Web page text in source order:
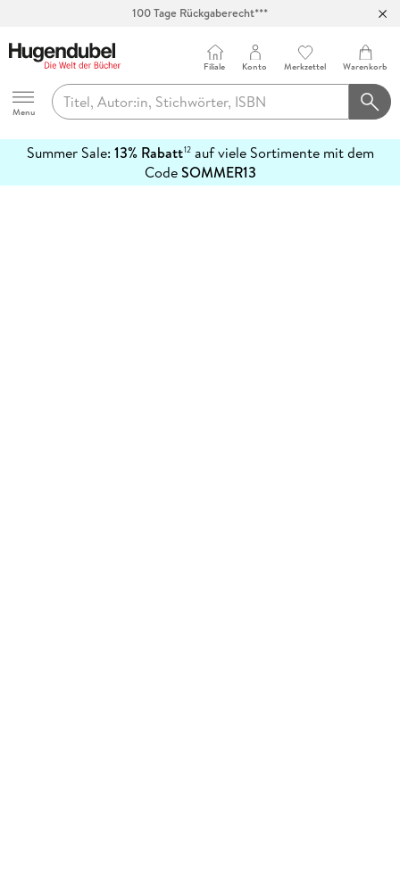
100 Tage Rückgaberecht***
Hugendubel
Menu
Filiale Konto Merkzettel Warenkorb
Summer Sale: 13% Rabatt12auf viele Sortimente mit dem
CodeSOMMER13
erfahren